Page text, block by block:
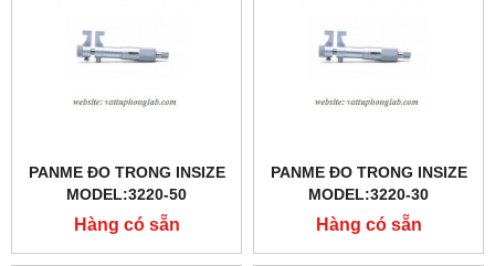
PANME ĐO TRONG INSIZE
MODEL:3220-50
Hàng có sẵn
PANME ĐO TRONG INSIZE
MODEL:3220-30
Hàng có sẵn